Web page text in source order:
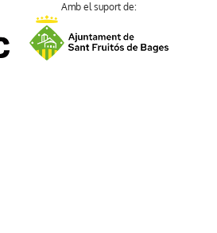
Amb el suport de: